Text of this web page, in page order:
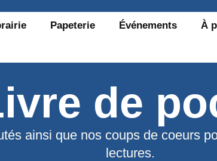
Papeterie Événements À
de
ainsi que nos coups de coeurs
lectures.